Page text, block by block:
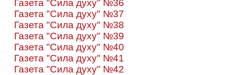
Газета "Сила духу" №36
Газета "Сила духу" №37
Газета "Сила духу" №38
Газета "Сила духу" №39
Газета "Сила духу" №40
Газета "Сила духу" №41
Газета "Сила духу" №42